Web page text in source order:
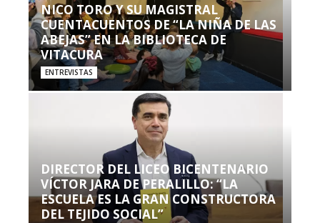
NICO TORO Y SU MAGISTRAL
CUENTACUENTOS DE “LA NIÑA DE LAS
ABEJAS” EN LA BIBLIOTECA DE
VITACURA
ENTREVISTAS
DIRECTOR DEL LICEO BICENTENARIO
VÍCTOR JARA DE PERALILLO: “LA
ESCUELA ES LA GRAN CONSTRUCTORA
DEL TEJIDO SOCIAL”